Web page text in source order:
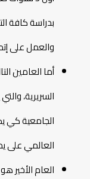
بدراسة كافة
والعمل على
أما العامين
السريرية،
الجامعية كي
العالمي على
العام الأخير